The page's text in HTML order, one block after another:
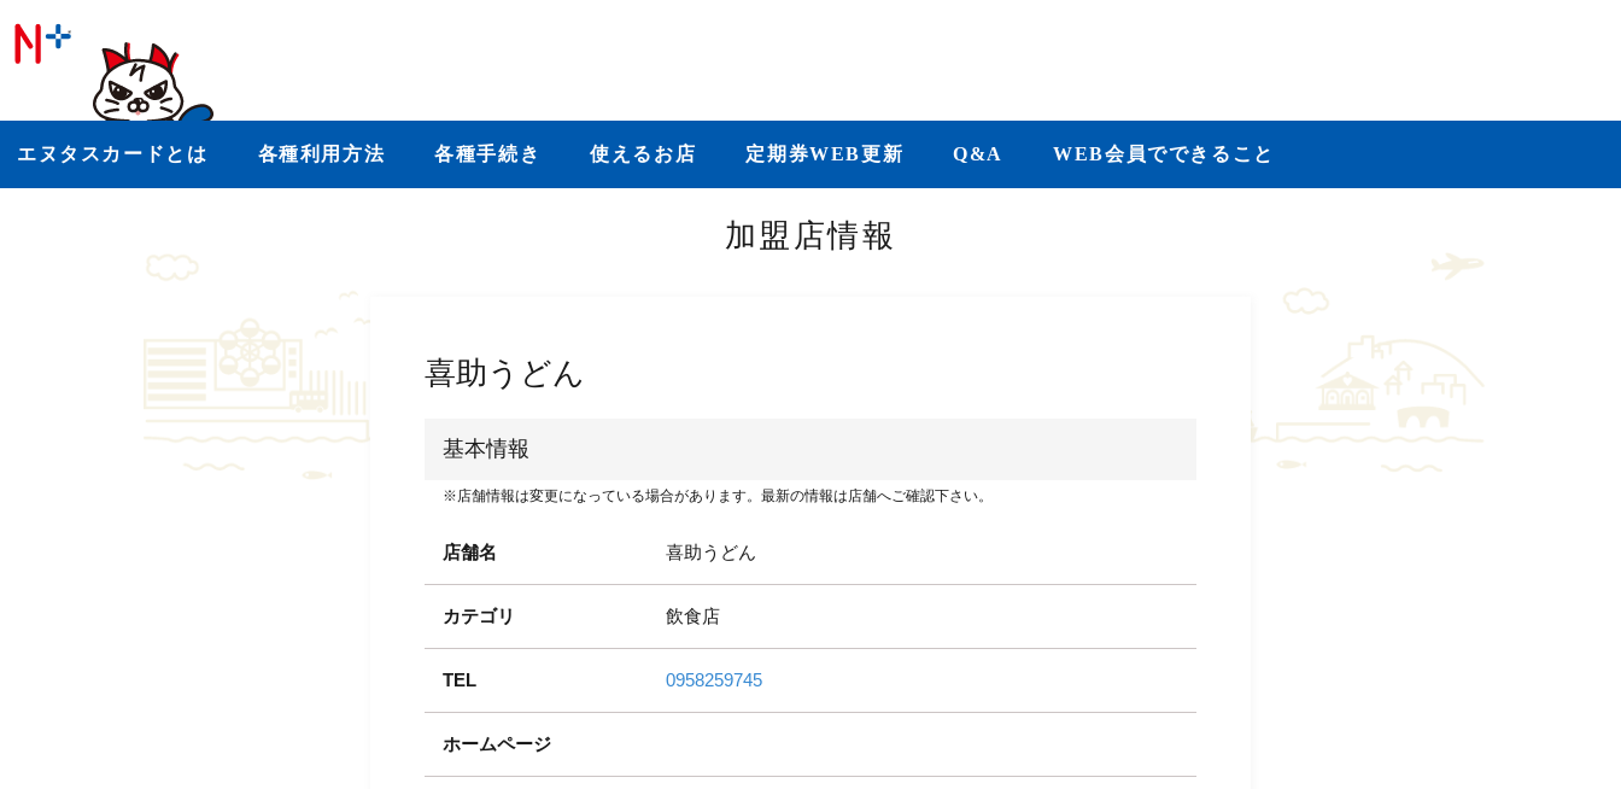
エヌタスカードとは 各種利用方法 各種手続き 使えるお店 定期券WEB更新 Q&A WEB会員でできること
加盟店情報
喜助うどん
基本情報
※店舗情報は変更になっている場合があります。最新の情報は店舗へご確認下さい。
店舗名 喜助うどん
カテゴリ 飲食店
TEL 0958259745
ホームページ